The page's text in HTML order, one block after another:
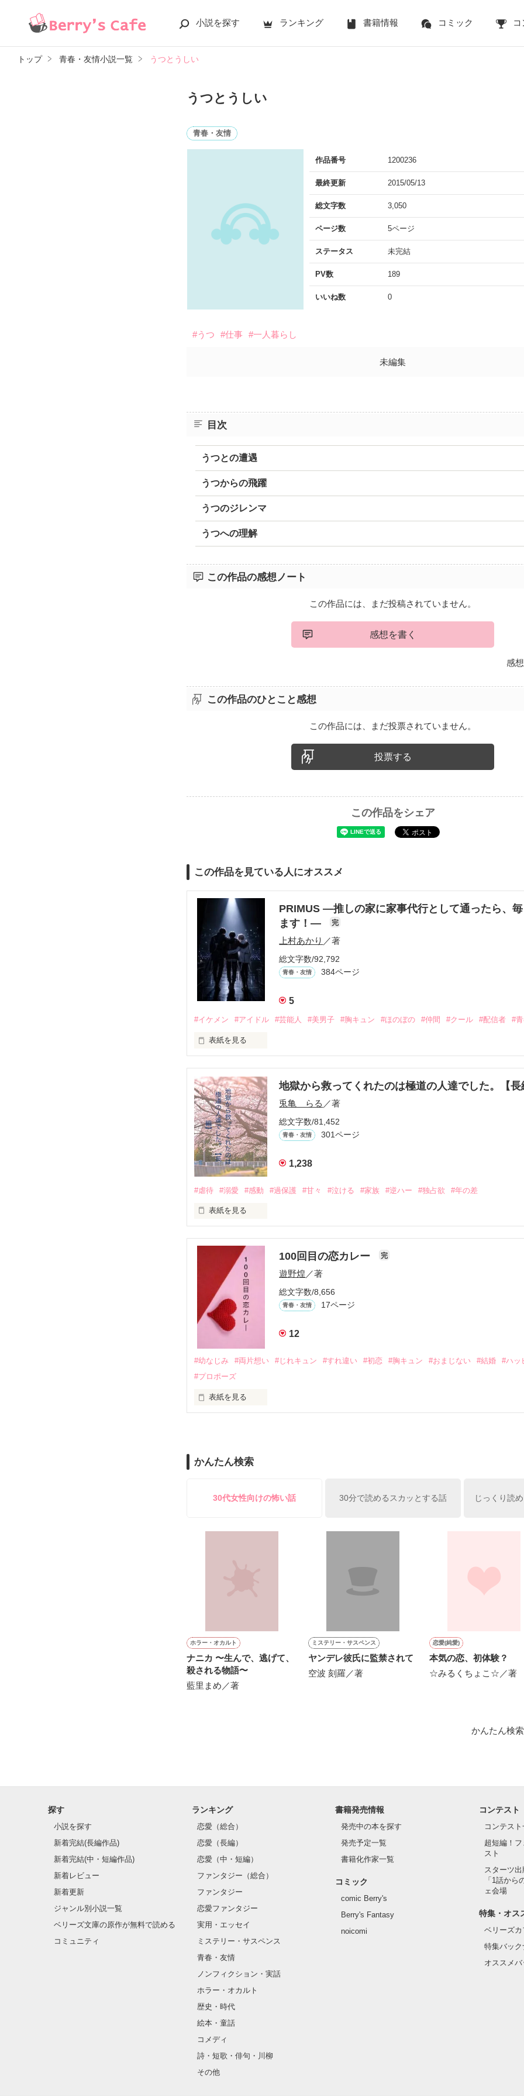
小説を探す ランキング 書籍情報 コミック コ
トップ 青春・友情小説一覧 うつとうしい
うつとうしい
青春・友情
作品番号 1200236
最終更新 2015/05/13
総文字数 3,050
ページ数 5ページ
ステータス 未完結
PV数 189
いいね数 0
#うつ #仕事 #一人暮らし
未編集
目次
うつとの遭遇
うつからの飛躍
うつのジレンマ
うつへの理解
この作品の感想ノート
この作品には、まだ投稿されていません。
感想を書く
感
この作品のひとこと感想
この作品には、まだ投票されていません。
投票する
この作品をシェア
この作品を見ている人にオススメ
PRIMUS ―推しの家に家事代行として通ったら、
ます！―
完
上村あかり ／著
総文字数/92,792
青春・友情 384ページ
5
#イケメン #アイドル #芸能人 #美男子 #胸キュン #ほのぼの #仲間 #クール #配信者 #
表紙を見る
不器用でも努力を諦めない赤。
無口で頼れる黒。
天才肌で笑顔が眩しい白。
三人の姿に勇気をもらい、「私も一歩踏み出してみたい」と思えるようになった。
恋、友情、夢、そして成長。
〜青春群像劇〜
画像AI制作
地獄から救ってくれたのは極道の人達でした。【長
兎亀 らる ／著
総文字数/81,452
青春・友情 301ページ
1,238
#虐待 #溺愛 #感動 #過保護 #甘々 #泣ける #家族 #逆ハー #独占欲 #年の差
表紙を見る
｢全部あんたのせいよ｣
『──のせいじゃないよ』
｢なんであんたが生きてんのよ｣
『生きていてくれてありがとう』
｢あんたなんか産まなきゃ良かった｣
｢あんたさえ居なければ·····｣
その女の子に感情を教える極道達との物語。
でもみんなが教えてくれた。
感動のラスト──
ありがとうございます❀
※こちらの作品は、以前出していたしたものの長編バージョンになります。
2024.4.9
作品を読む
100回目の恋カレー 完
遊野煌／著
総文字数/8,656
青春・友情 17ページ
12
#幼なじみ #両片想い #じれキュン #すれ違い #初恋 #胸キュン #おまじない #結婚
#ハッ
#プロポーズ
表紙を見る
『うん。恋カレーを100回たべたら、好きな人が自分のこと好きになっちゃうんだって』
作品を読む
かんたん検索
30代女性向けの怖い話 30分で読めるスカッとする話 じっくり読
ホラー・オカルト
ナニカ 〜生んで、逃げて、
殺される物語〜
藍里まめ／著
ミステリー・サスペンス
ヤンデレ彼氏に監禁されて
空波 刻羅／著
恋愛(純愛)
本気の恋、初体験？
☆みるくちょこ☆／著
かんたん検
探す
小説を探す
新着完結(長編作品)
新着完結(中・短編作品)
新着レビュー
新着更新
ジャンル別小説一覧
ベリーズ文庫の原作が無料で読める
コミュニティ
ランキング
恋愛（総合）
恋愛（長編）
恋愛（中・短編）
ファンタジー（総合）
ファンタジー
恋愛ファンタジー
実用・エッセイ
ミステリー・サスペンス
青春・友情
ノンフィクション・実話
ホラー・オカルト
歴史・時代
絵本・童話
コメディ
詩・短歌・俳句・川柳
その他
書籍発売情報
発売中の本を探す
発売予定一覧
書籍化作家一覧
コミック
comic Berry's
Berry's Fantasy
noicomi
コンテスト
コンテスト
超短編！
スト
スターツ
「1話から
ェ会場
特集・オス
ベリーズ
特集バック
オススメ